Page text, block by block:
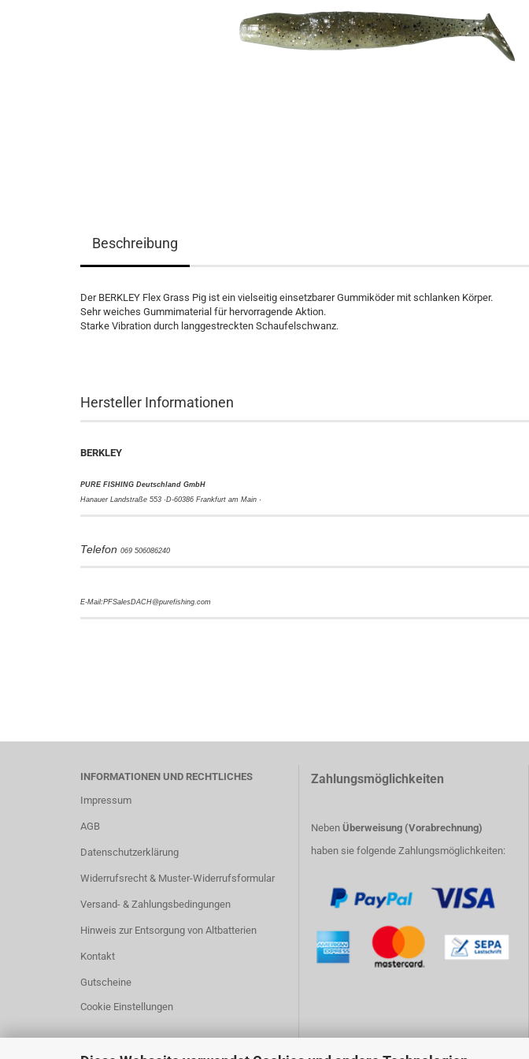
Beschreibung
Der BERKLEY Flex Grass Pig ist ein vielseitig einsetzbarer Gummiköder mit schlanken Körper.
Sehr weiches Gummimaterial für hervorragende Aktion.
Starke Vibration durch langgestreckten Schaufelschwanz.
Hersteller Informationen
BERKLEY
PURE FISHING Deutschland GmbH
Hanauer Landstraße 553 ·D-60386 Frankfurt am Main ·
Telefon 069 506086240
E-Mail:PFSalesDACH@purefishing.com
INFORMATIONEN UND RECHTLICHES
Impressum
AGB
Datenschutzerklärung
Widerrufsrecht & Muster-Widerrufsformular
Versand- & Zahlungsbedingungen
Hinweis zur Entsorgung von Altbatterien
Kontakt
Gutscheine
Cookie Einstellungen
Zahlungsmöglichkeiten
NebenÜberweisung (Vorabrechnung)
haben sie folgende Zahlungsmöglichkeiten: